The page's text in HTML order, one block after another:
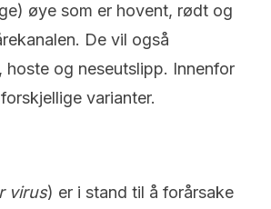
øye som er hovent, rødt og
De vil også
og neseutslipp. Innenfor
varianter.
virus) er i stand til å forårsake